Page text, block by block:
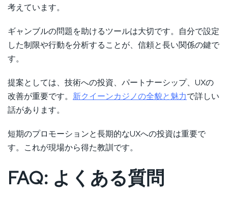
考えています。
ギャンブルの問題を助けるツールは大切です。自分で設定
した制限や行動を分析することが、信頼と長い関係の鍵で
す。
提案としては、技術への投資、パートナーシップ、UXの
改善が重要です。 新クイーンカジノの全貌と魅力で詳しい
話があります。
短期のプロモーションと長期的なUXへの投資は重要で
す。これが現場から得た教訓です。
FAQ: よくある質問